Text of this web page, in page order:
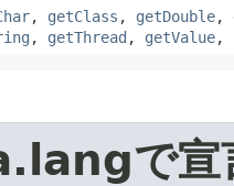
, getClass , getDouble,
, getThread , getValue,
で宣